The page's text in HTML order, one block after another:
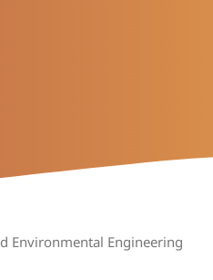
Environmental Engineering